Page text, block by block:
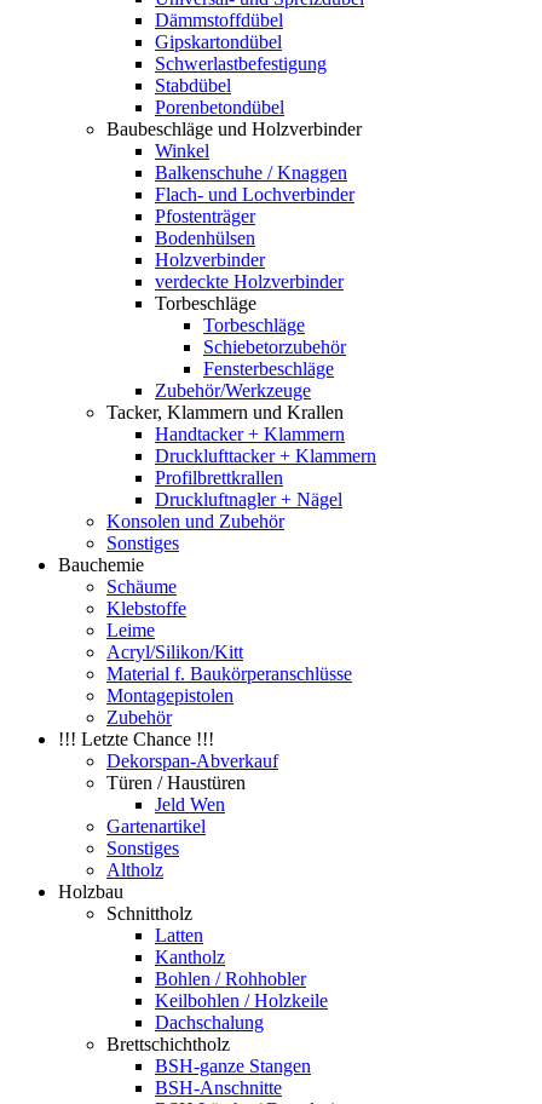
Dämmstoffdübel
Gipskartondübel
Schwerlastbefestigung
Stabdübel
Porenbetondübel
Baubeschläge und Holzverbinder
Winkel
Balkenschuhe / Knaggen
Flach- und Lochverbinder
Pfostenträger
Bodenhülsen
Holzverbinder
verdeckte Holzverbinder
Torbeschläge
Torbeschläge
Schiebetorzubehör
Fensterbeschläge
Zubehör/Werkzeuge
Tacker, Klammern und Krallen
Handtacker + Klammern
Drucklufttacker + Klammern
Profilbrettkrallen
Druckluftnagler + Nägel
Konsolen und Zubehör
Sonstiges
Bauchemie
Schäume
Klebstoffe
Leime
Acryl/Silikon/Kitt
Material f. Baukörperanschlüsse
Montagepistolen
Zubehör
!!! Letzte Chance !!!
Dekorspan-Abverkauf
Türen / Haustüren
Jeld Wen
Gartenartikel
Sonstiges
Altholz
Holzbau
Schnittholz
Latten
Kantholz
Bohlen / Rohhobler
Keilbohlen / Holzkeile
Dachschalung
Brettschichtholz
BSH-ganze Stangen
BSH-Anschnitte